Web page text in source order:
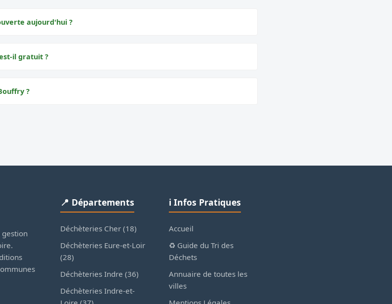
aujourd'hui ?
il gratuit ?
?
📍 Départements
Déchèteries Cher (18)
Déchèteries Eure-et-Loir
(28)
Déchèteries Indre (36)
Déchèteries Indre-et-
ℹ️ Infos Pratiques
Accueil
♻️ Guide du Tri des
Déchets
Annuaire de toutes les
villes